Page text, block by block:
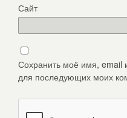
Сайт
Сохранить моё имя, email
для последующих моих